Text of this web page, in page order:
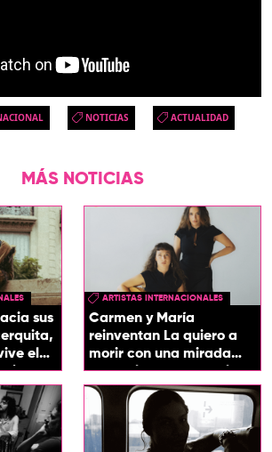
NOTICIAS ACTUALIDAD
MÁS NOTICIAS
sus
el
ARTISTAS INTERNACIONALES
Carmen y María
reinventan La quiero a
morir con una mirada
entre el flamenco y el
soul